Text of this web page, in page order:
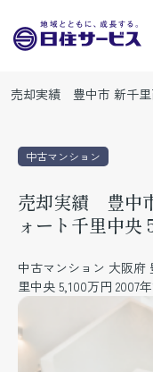
売却実績 豊中市 新千里
中古マンション
売却実績 豊中
ォート千里中央
中古マンション 大阪府
里中央 5,100万円 2007